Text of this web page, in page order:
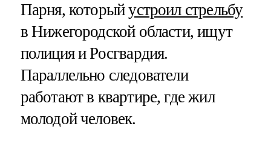
Парня, которыйустроил стрельбу
в Нижегородской области, ищут
полиция и Росгвардия.
Параллельно следователи
работают в квартире, где жил
молодой человек.